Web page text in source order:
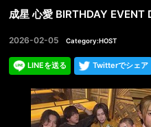
成星 心愛 BIRTHDAY EVENT
2026-02-05 Category:HOST
LINEを送る Twitterでシェア